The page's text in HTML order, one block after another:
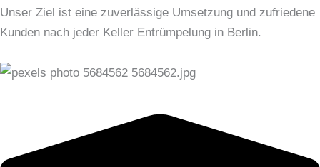
Unser Ziel ist eine zuverlässige Umsetzung und zufriedene
Kunden nach jeder Keller Entrümpelung in Berlin.